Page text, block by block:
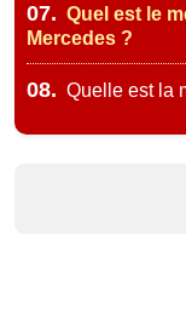
07. Quel est le
Mercedes ?
08. Quelle est la